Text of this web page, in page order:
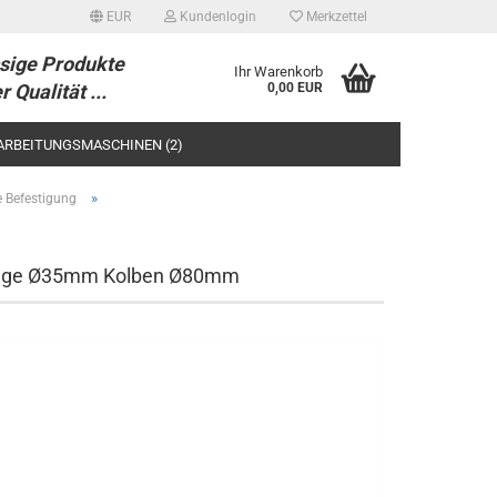
EUR Kundenlogin Merkzettel
Produkte
Qualität ...
Ihr Warenkorb
0,00 EUR
(2)
TEILE
Befestigung »
Ø35mm Kolben Ø80mm